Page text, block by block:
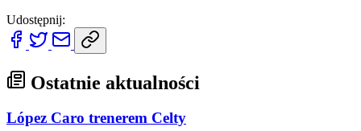
Udostępnij:
Ostatnie aktualności
López Caro trenerem Celty